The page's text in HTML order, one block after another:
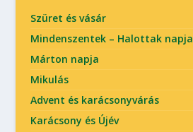
Szüret és vásár
Mindenszentek – Halottak napja
Márton napja
Mikulás
Advent és karácsonyvárás
Karácsony és Újév